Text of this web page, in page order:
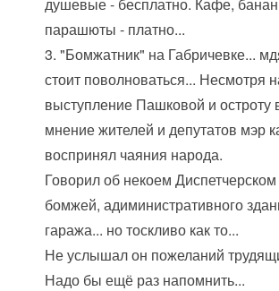
парашюты - платно...
3. "Бомжатник" на Габричевке...
стоит поволноваться... Несмотря
выступление Пашковой и остроту
мнение жителей и депутатов мэр
воспринял чаяния народа.
Говорил об некоем Диспетчерском
бомжей, адиминистративного
гаража... но тоскливо как то...
Не услышал он пожеланий
Надо бы ещё раз напомнить...